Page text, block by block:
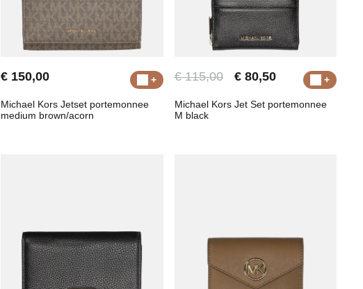
€ 150,00
Michael Kors Jetset portemonnee
medium brown/acorn
€ 115,00 € 80,50
Michael Kors Jet Set portemonnee
M black